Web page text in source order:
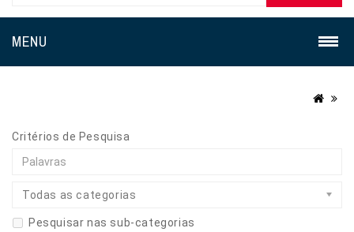
MENU
Critérios de Pesquisa
Todas as categorias
Pesquisar nas sub-categorias